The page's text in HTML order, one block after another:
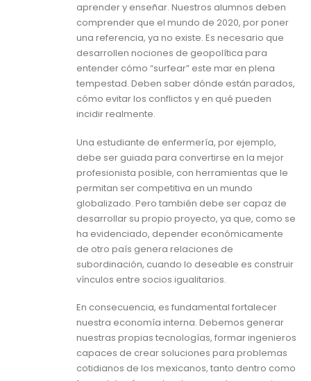
aprender y enseñar. Nuestros alumnos deben
comprender que el mundo de 2020, por poner
una referencia, ya no existe. Es necesario que
desarrollen nociones de geopolítica para
entender cómo “surfear” este mar en plena
tempestad. Deben saber dónde están parados,
cómo evitar los conflictos y en qué pueden
incidir realmente.
Una estudiante de enfermería, por ejemplo,
debe ser guiada para convertirse en la mejor
profesionista posible, con herramientas que le
permitan ser competitiva en un mundo
globalizado. Pero también debe ser capaz de
desarrollar su propio proyecto, ya que, como se
ha evidenciado, depender económicamente
de otro país genera relaciones de
subordinación, cuando lo deseable es construir
vínculos entre socios igualitarios.
En consecuencia, es fundamental fortalecer
nuestra economía interna. Debemos generar
nuestras propias tecnologías, formar ingenieros
capaces de crear soluciones para problemas
cotidianos de los mexicanos, tanto dentro como